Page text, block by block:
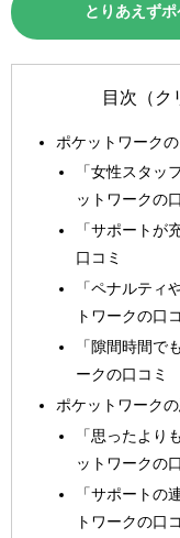
とりあえず
目次（ク
ポケットワーク
「女性スタッ
ットワークの
「サポートが
口コミ
「ペナルティ
トワークの口
「隙間時間で
ークの口コミ
ポケットワーク
「思ったより
ットワークの
「サポートの
トワークの口